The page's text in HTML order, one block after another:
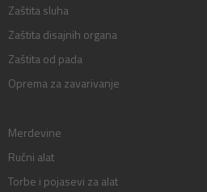
Zaštita sluha
Zaštita disajnih organa
Zaštita od pada
Oprema za zavarivanje
Merdevine
Ručni alat
Torbe i pojasevi za alat